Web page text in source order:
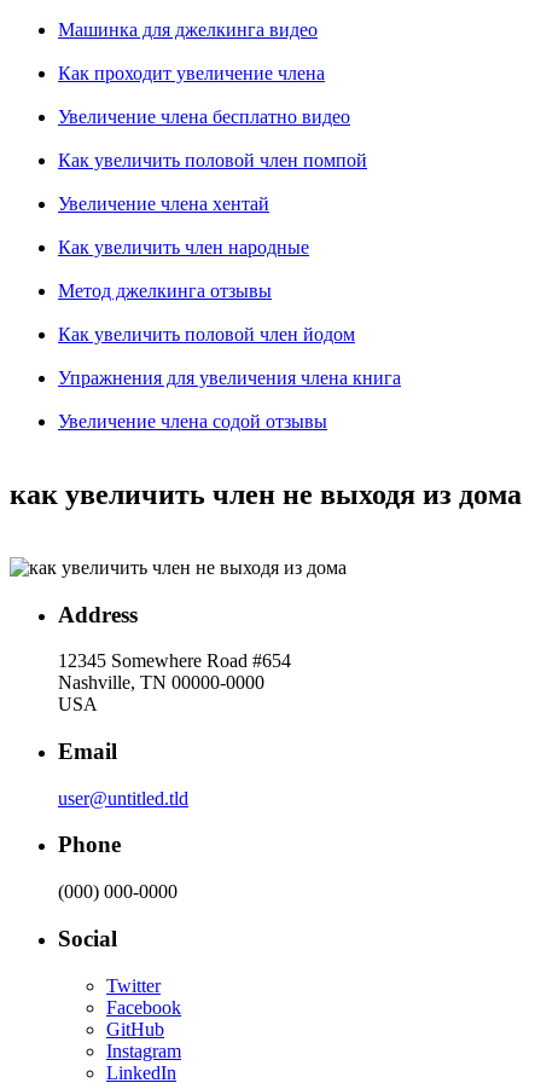
Машинка для джелкинга видео
Как проходит увеличение члена
Увеличение члена бесплатно видео
Как увеличить половой член помпой
Увеличение члена хентай
Как увеличить член народные
Метод джелкинга отзывы
Как увеличить половой член йодом
Упражнения для увеличения члена книга
Увеличение члена содой отзывы
как увеличить член не выходя из дома
Address
12345 Somewhere Road #654
Nashville, TN 00000-0000
USA
Email
user@untitled.tld
Phone
(000) 000-0000
Social
Twitter
Facebook
GitHub
Instagram
LinkedIn